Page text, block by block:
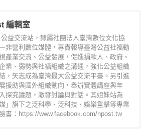
編輯室
益交流站，隸屬社團法人臺灣數位文化協
非營利數位媒體，專責報導臺灣公益社福動
產業交流、公益發展，促進捐款人、政府、
業、弱勢與社福組織之溝通，強化公益組織
，矢志成為臺灣最大公益交流平臺。另引進
援助與國外組織動向，舉辦實體講座與年
探究議題，激發討論與對話。其姐妹站為
媒」旗下之泛科學、泛科技、娛樂重擊等專業
書：https://www.facebook.com/npost.tw